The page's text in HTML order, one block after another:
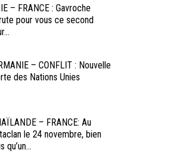
– FRANCE : Gavroche
pour vous ce second
– CONFLIT : Nouvelle
des Nations Unies
– FRANCE: Au
le 24 novembre, bien
qu’un...